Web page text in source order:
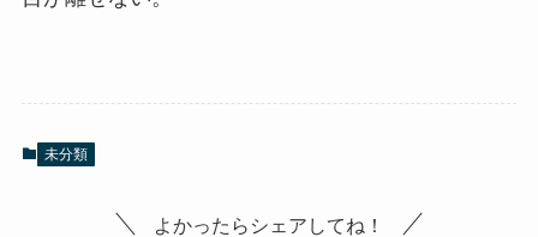
未分類
よかったらシェアしてね！